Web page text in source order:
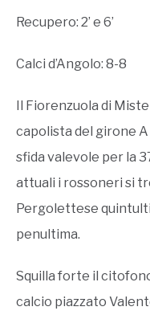
Recupero: 2’ e 6’
Calci d’Angolo: 8-8
Il Fiorenzuola di
capolista del girone A
sfida valevole per la
attuali i rossoneri si
Pergolettese
penultima.
Squilla forte il citofono
calcio piazzato